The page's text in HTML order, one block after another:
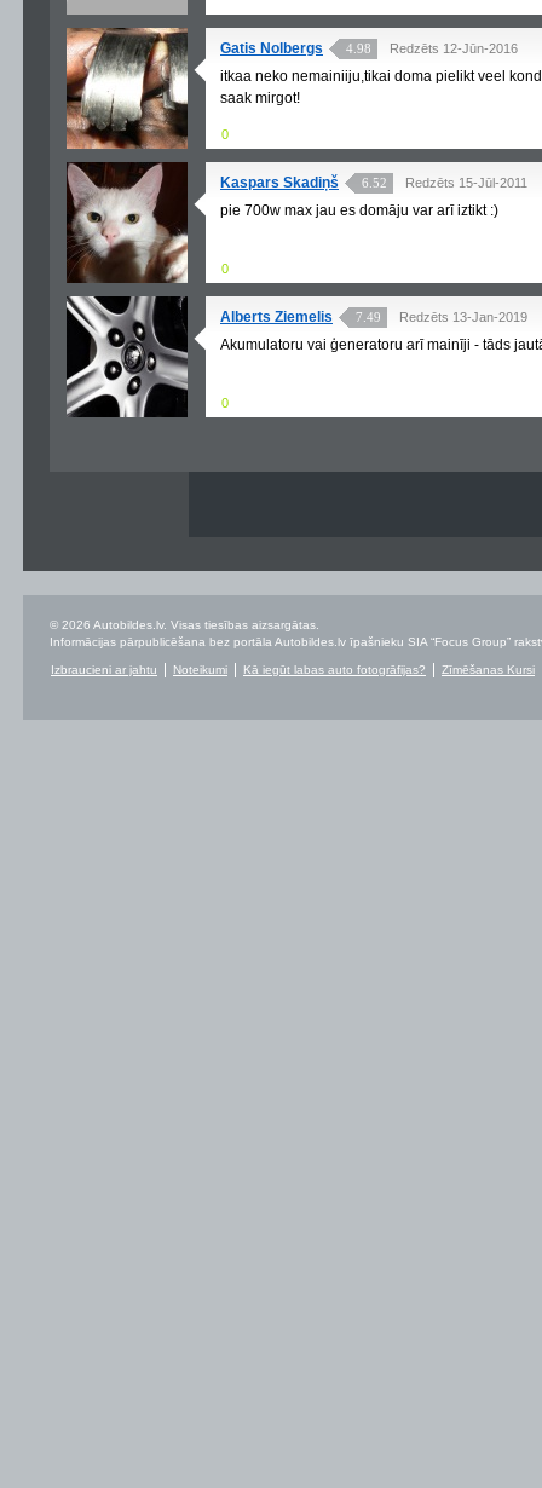
Gatis Nolbergs 4.98 Redzēts 12-Jūn-2016
itkaa neko nemainiiju,tikai doma pielikt veel
saak mirgot!
0
Kaspars Skadiņš 6.52 Redzēts 15-Jūl-2011
pie 700w max jau es domāju var arī iztikt :)
0
Alberts Ziemelis 7.49 Redzēts 13-Jan-2019
Akumulatoru vai ģeneratoru arī mainīji - tāds
0
© 2026 Autobildes.lv. Visas tiesības aizsargātas.
Informācijas pārpublicēšana bez portāla Autobildes.lv īpašnieku SIA “Focus Group”
Izbraucieni ar jahtu Noteikumi Kā iegūt labas auto fotogrāfijas? Zīmēšanas Kursi